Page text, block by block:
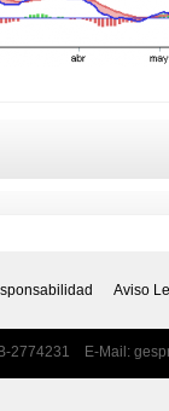
Aviso
2774231 E-Mail: